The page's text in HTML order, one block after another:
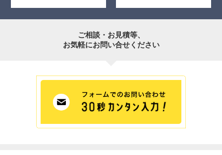
ご相談・お見積等、
お気軽にお問い合せください